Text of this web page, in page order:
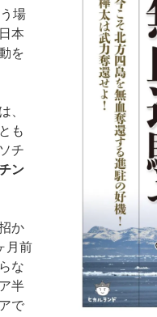
場
本
を
、
も
チ
ン
か
月前
な
半
で